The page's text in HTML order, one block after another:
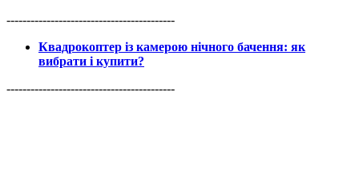
------------------------------------------
Квадрокоптер із камерою нічного бачення: як
вибрати і купити?
------------------------------------------